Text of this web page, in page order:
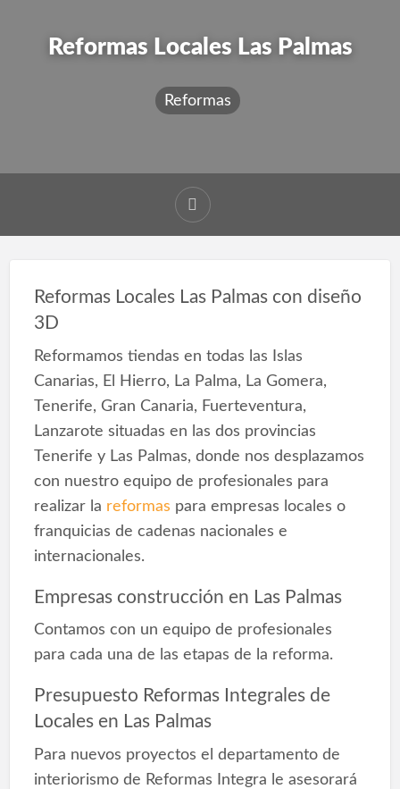
Reformas Locales Las Palmas
Reformas
Reformas Locales Las Palmas con diseño
3D
Reformamos tiendas en todas las Islas
Canarias, El Hierro, La Palma, La Gomera,
Tenerife, Gran Canaria, Fuerteventura,
Lanzarote situadas en las dos provincias
Tenerife y Las Palmas, donde nos desplazamos
con nuestro equipo de profesionales para
realizar la reformas para empresas locales o
franquicias de cadenas nacionales e
internacionales.
Empresas construcción en Las Palmas
Contamos con un equipo de profesionales
para cada una de las etapas de la reforma.
Presupuesto Reformas Integrales de
Locales en Las Palmas
Para nuevos proyectos el departamento de
interiorismo de Reformas Integra le asesorará